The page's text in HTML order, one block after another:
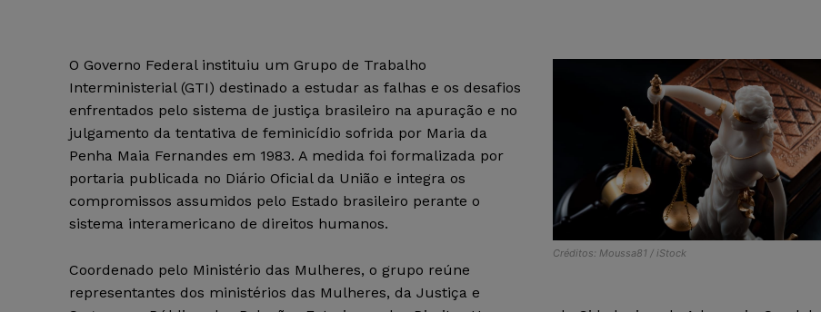
Créditos: Moussa81 / iStock
O Governo Federal instituiu um Grupo de Trabalho
Interministerial (GTI) destinado a estudar as falhas e os desafios
enfrentados pelo sistema de justiça brasileiro na apuração e no
julgamento da tentativa de feminicídio sofrida por Maria da
Penha Maia Fernandes em 1983. A medida foi formalizada por
portaria publicada no Diário Oficial da União e integra os
compromissos assumidos pelo Estado brasileiro perante o
sistema interamericano de direitos humanos.
Coordenado pelo Ministério das Mulheres, o grupo reúne
representantes dos ministérios das Mulheres, da Justiça e